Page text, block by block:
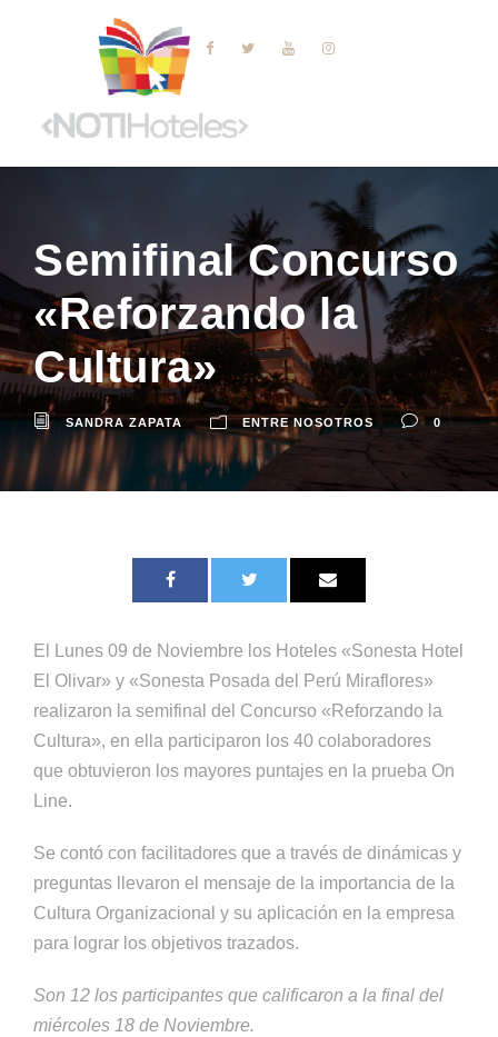
Semifinal Concurso
«Reforzando la
Cultura»
SANDRA ZAPATA ENTRE NOSOTROS 0
El Lunes 09 de Noviembre los Hoteles «Sonesta Hotel
El Olivar» y «Sonesta Posada del Perú Miraflores»
realizaron la semifinal del Concurso «Reforzando la
Cultura», en ella participaron los 40 colaboradores
que obtuvieron los mayores puntajes en la prueba On
Line.
Se contó con facilitadores que a través de dinámicas y
preguntas llevaron el mensaje de la importancia de la
Cultura Organizacional y su aplicación en la empresa
para lograr los objetivos trazados.
Son 12 los participantes que calificaron a la final del
miércoles 18 de Noviembre.